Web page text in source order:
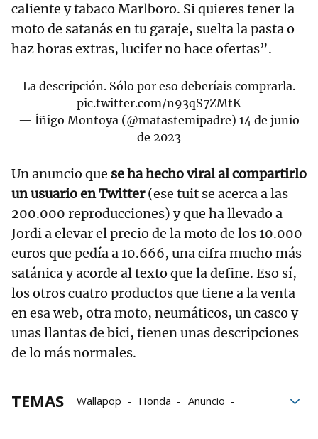
caliente y tabaco Marlboro. Si quieres tener la
moto de satanás en tu garaje, suelta la pasta o
haz horas extras, lucifer no hace ofertas”.
La descripción. Sólo por eso deberíais comprarla.
pic.twitter.com/n93qS7ZMtK
— Íñigo Montoya (@matastemipadre) 14 de junio
de 2023
Un anuncio que se ha hecho viral al compartirlo
un usuario en Twitter(ese tuit se acerca a las
200.000 reproducciones) y que ha llevado a
Jordi a elevar el precio de la moto de los 10.000
euros que pedía a 10.666, una cifra mucho más
satánica y acorde al texto que la define. Eso sí,
los otros cuatro productos que tiene a la venta
en esa web, otra moto, neumáticos, un casco y
unas llantas de bici, tienen unas descripciones
de lo más normales.
TEMAS Wallapop Honda
Anuncio